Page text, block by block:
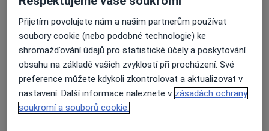
Přiblížit mapuse otevře v nové záložce
Dostupnost
Na této adrese online kalendář není aktivní
Co mám v takové situaci udělat?
Přijetím povolujete nám a našim partnerům používat
soubory cookie (nebo podobné technologie) ke
shromažďování údajů pro statistické účely a poskytování
obsahu na základě vašich zvyklostí při procházení. Své
preference můžete kdykoli zkontrolovat a aktualizovat v
nastavení. Další informace naleznete v zásadách ochrany
soukromí a souborů cookie.